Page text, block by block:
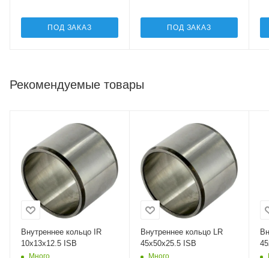
ПОД ЗАКАЗ ПОД ЗАКАЗ
Рекомендуемые товары
Внутреннее кольцо IR
10x13x12.5 ISB
Много
Внутреннее кольцо LR
45x50x25.5 ISB
Много